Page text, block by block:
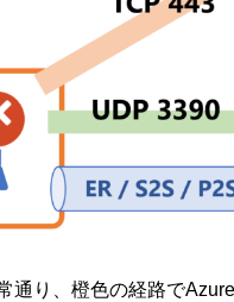
通り、橙色の経路で